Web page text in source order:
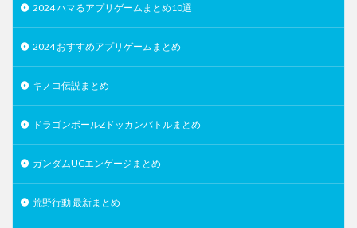
2024 ハマるアプリゲームまとめ10選
2024 おすすめアプリゲームまとめ
キノコ伝説まとめ
ドラゴンボールZドッカンバトルまとめ
ガンダムUCエンゲージまとめ
荒野行動 最新まとめ